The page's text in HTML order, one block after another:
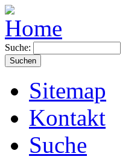
Suche:
Sitemap
Kontakt
Suche